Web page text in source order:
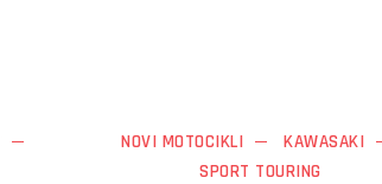
NOVI MOTOCIKLI
KAWASAKI
SPORT TOURING